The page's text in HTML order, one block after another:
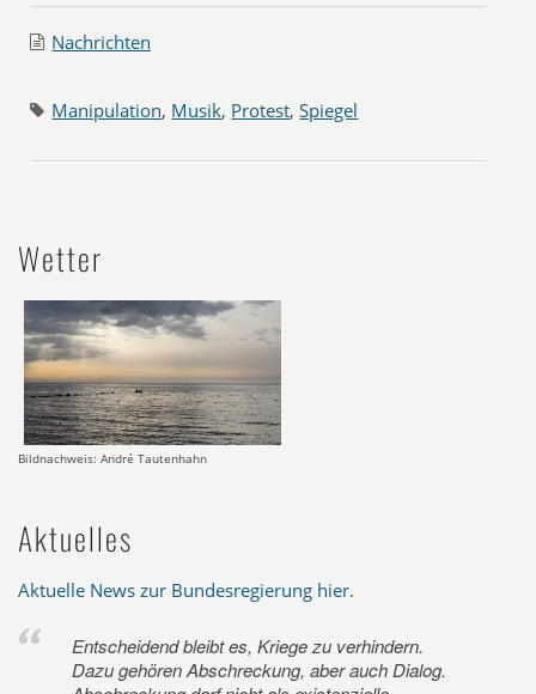
Nachrichten
Manipulation, Musik, Protest,Spiegel
Wetter
Bildnachweis: André Tautenhahn
Aktuelles
Aktuelle News zur Bundesregierung hier.
Entscheidend bleibt es, Kriege zu verhindern.
Dazu gehören Abschreckung, aber auch Dialog.